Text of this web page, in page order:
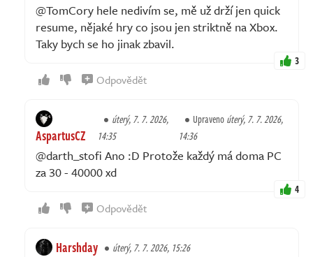
@TomCory hele nedivím se, mě už drží jen quick
resume, nějaké hry co jsou jen striktně na Xbox.
Taky bych se ho jinak zbavil.
3
Odpovědět
AspartusCZ
úterý, 7. 7. 2026,
14:35
Upravenoúterý, 7. 7. 2026,
14:36
@darth_stofi Ano :D Protože každý má doma PC
za 30 - 40000 xd
4
Odpovědět
Harshday úterý, 7. 7. 2026, 15:26